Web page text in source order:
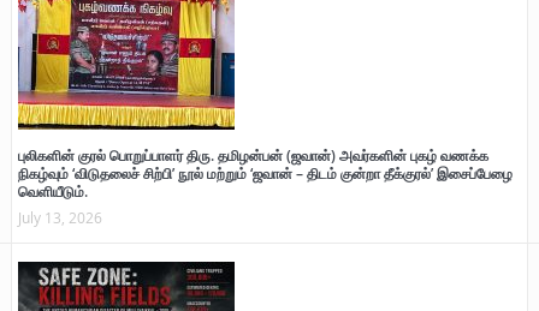
புலிகளின் குரல் பொறுப்பாளர் திரு. தமிழன்பன் (ஜவான்) அவர்களின் புகழ் வணக்க
நிகழ்வும் ‘விடுதலைச் சிற்பி’ நூல் மற்றும் ‘ஜவான் – திடம் குன்றா தீக்குரல்’ இசைப்பேழை
வெளியீடும்.
July 13, 2026